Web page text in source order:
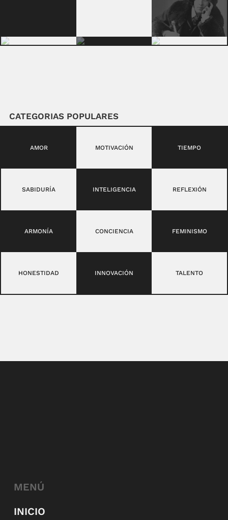
CATEGORIAS POPULARES
AMOR MOTIVACIÓN TIEMPO
SABIDURÍA INTELIGENCIA REFLEXIÓN
ARMONÍA CONCIENCIA FEMINISMO
HONESTIDAD INNOVACIÓN TALENTO
MENÚ
INICIO